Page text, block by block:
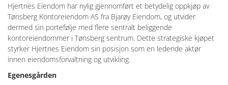
Hjertnes Eiendom har nylig gjennomført et betydelig oppkjøp av
Tønsberg Kontoreiendom AS fra Bjarøy Eiendom, og utvider
dermed sin portefølje med flere sentralt beliggende
kontoreiendommer i Tønsberg sentrum. Dette strategiske kjøpet
styrker Hjertnes Eiendom sin posisjon som en ledende aktør
innen eiendomsforvaltning og utvikling.
Egenesgården